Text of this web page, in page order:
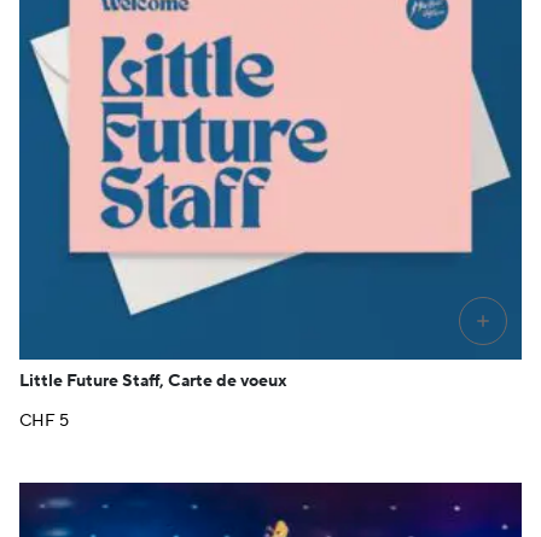
+
Little Future Staff, Carte de voeux
CHF 5